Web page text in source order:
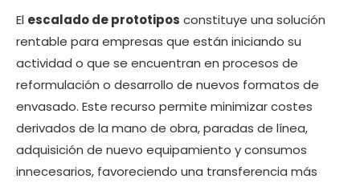
El escalado de prototipos constituye una solución
rentable para empresas que están iniciando su
actividad o que se encuentran en procesos de
reformulación o desarrollo de nuevos formatos de
envasado. Este recurso permite minimizar costes
derivados de la mano de obra, paradas de línea,
adquisición de nuevo equipamiento y consumos
innecesarios, favoreciendo una transferencia más